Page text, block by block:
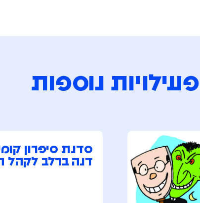
פעילויות נוספות
סדנת סיפרון
דנה ברלב לקהל